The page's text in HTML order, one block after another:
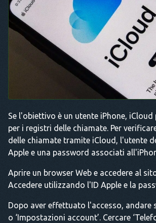
Se l'obiettivo è un utente iPhone, iCloud
per i registri delle chiamate. Per
delle chiamate tramite iCloud, l'utente
Apple e una password associati
Aprire un browser Web e accedere al
Accedere utilizzando l'ID Apple e la
Dopo aver effettuato l'accesso, andare
o ‘Impostazioni account’. Cercare